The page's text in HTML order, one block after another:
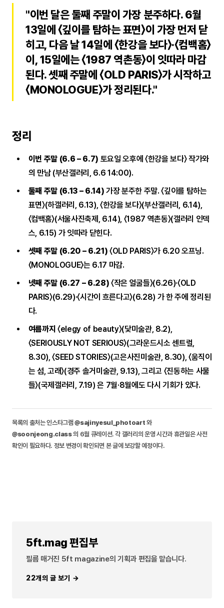
"이번 달은 둘째 주말이 가장 분주하다. 6월
13일에 〈깊이를 탐하는 표면〉이 가장 먼저 닫
히고, 다음 날 14일에 〈한강을 보다〉·〈컴백홈〉
이, 15일에는 〈1987 역촌동〉이 잇따라 마감
된다. 셋째 주말에 〈OLD PARIS〉가 시작하고
〈MONOLOGUE〉가 정리된다."
정리
이번 주말 (6.6 – 6.7) 토요일 오후에 〈한강을 보다〉 작가와
의 만남 (부산갤러리, 6.6 14:00).
둘째 주말 (6.13 – 6.14) 가장 분주한 주말. 〈깊이를 탐하는
표면〉(하갤러리, 6.13), 〈한강을 보다〉(부산갤러리, 6.14),
〈컴백홈〉(서울사진축제, 6.14), 〈1987 역촌동〉(갤러리 인덱
스, 6.15) 가 잇따라 닫힌다.
셋째 주말 (6.20 – 6.21) 〈OLD PARIS〉가 6.20 오프닝.
〈MONOLOGUE〉는 6.17 마감.
넷째 주말 (6.27 – 6.28) 〈작은 얼굴들〉(6.26)·〈OLD
PARIS〉(6.29)·〈시간이 흐른다고〉(6.28) 가 한 주에 정리된
다.
여름까지 〈elegy of beauty〉(닻미술관, 8.2),
〈SERIOUSLY NOT SERIOUS〉(그라운드시소 센트럴,
8.30), 〈SEED STORIES〉(고은사진미술관, 8.30), 〈움직이
는 섬, 고래〉(경주 솔거미술관, 9.13), 그리고 〈진동하는 사물
들〉(국제갤러리, 7.19) 은 7월·8월에도 다시 기회가 있다.
목록의 출처는 인스타그램@sajinyesul_photoart 와
@soonjeong.class의 6월 큐레이션. 각 갤러리의 운영 시간과 휴관일은 사전
확인이 필요하다. 정보 변경이 확인되면 본 글에 보강할 예정이다.
5ft.mag 편집부
필름 매거진 5ft magazine의 기획과 편집을 맡습니다.
22개의 글 보기 →